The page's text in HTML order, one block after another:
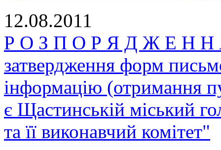
12.08.2011
Р О З П О Р Я Д Ж Е Н
затвердження форм
інформацію (отримання
є Щастинській міський
та її виконавчий комітет"